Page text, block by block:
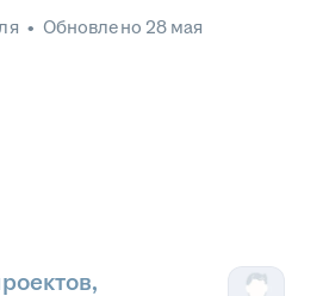
• Обновлено 28 мая